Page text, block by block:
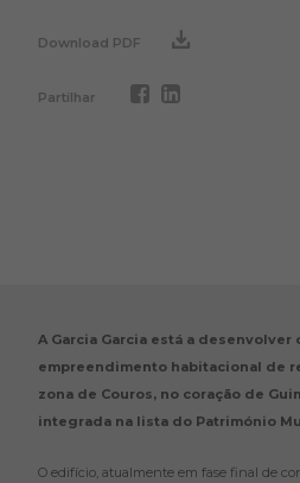
Download PDF
Partilhar
A Garcia Garcia está a desenvolver
empreendimento habitacional de
zona de Couros, no coração de
integrada na lista do Património
O edifício, atualmente em fase final de